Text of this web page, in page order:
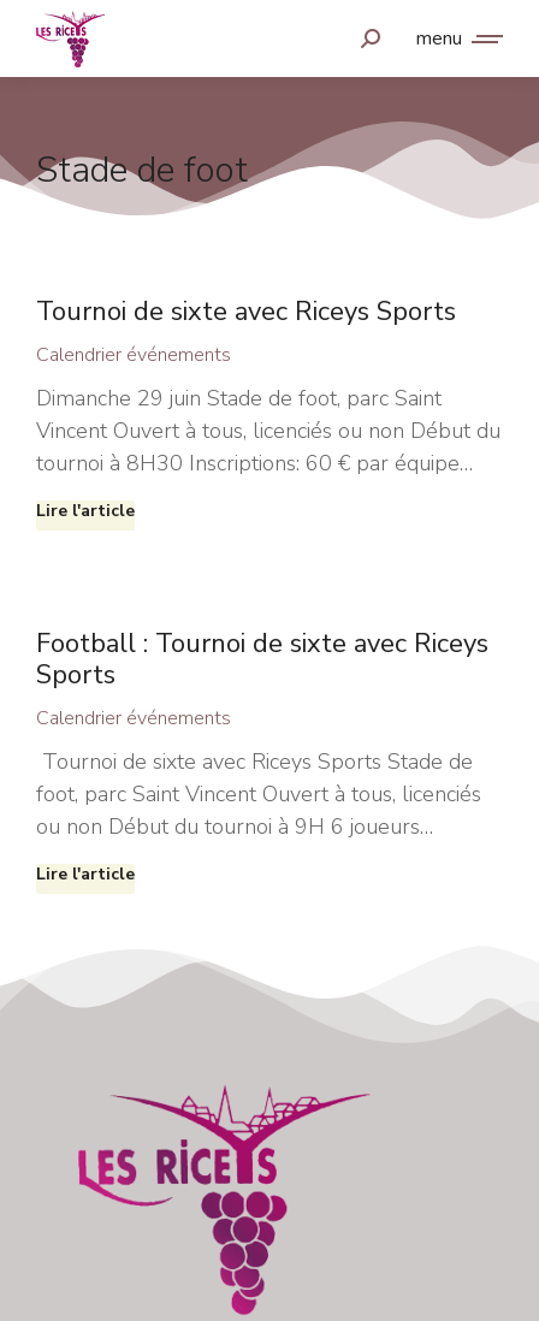
menu
Stade de foot
Tournoi de sixte avec Riceys Sports
Calendrier événements
Dimanche 29 juin Stade de foot, parc Saint
Vincent Ouvert à tous, licenciés ou non Début du
tournoi à 8H30 Inscriptions: 60 € par équipe…
Lire l'article
Football : Tournoi de sixte avec Riceys
Sports
Calendrier événements
Tournoi de sixte avec Riceys Sports Stade de
foot, parc Saint Vincent Ouvert à tous, licenciés
ou non Début du tournoi à 9H 6 joueurs…
Lire l'article